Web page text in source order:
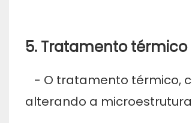
5. Tratamento térmico
- O tratamento térmico,
alterando a